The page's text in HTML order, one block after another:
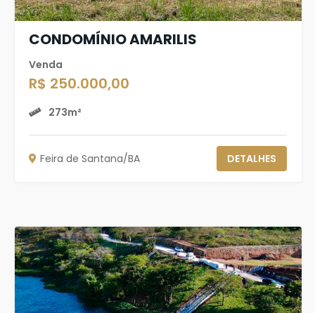
CONDOMÍNIO AMARILIS
Venda
R$ 250.000,00
273m²
Feira de Santana/BA DETALHES